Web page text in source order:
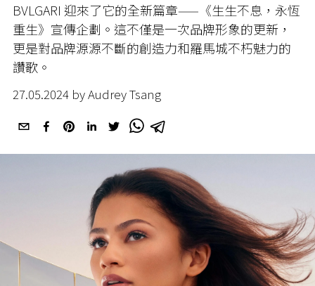
BVLGARI 迎來了它的全新篇章——《生生不息，永恆
重生》宣傳企劃。這不僅是一次品牌形象的更新，
更是對品牌源源不斷的創造力和羅馬城不朽魅力的
讚歌。
27.05.2024 by Audrey Tsang